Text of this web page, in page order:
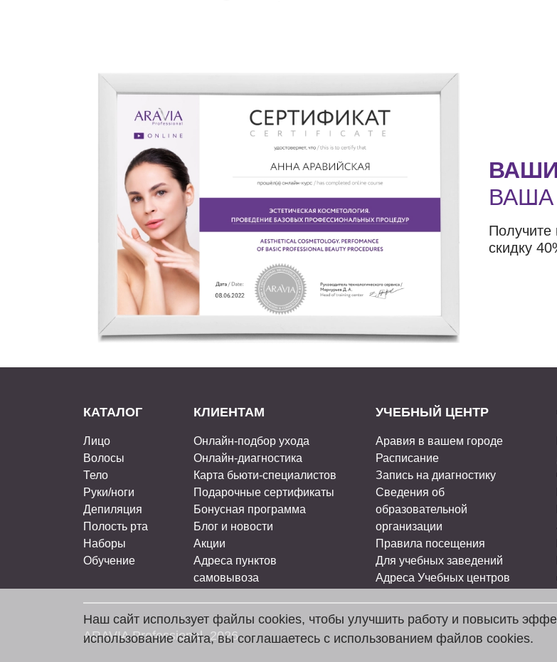
ВАША
Получите
скидку
КАТАЛОГ
Лицо
Волосы
Тело
Руки/ноги
Депиляция
Полость рта
Наборы
Обучение
КЛИЕНТАМ
Онлайн-подбор ухода
Онлайн-диагностика
Карта бьюти-специалистов
Подарочные сертификаты
Бонусная программа
Блог и новости
Акции
Адреса пунктов
самовывоза
УЧЕБНЫЙ ЦЕНТР
Аравия в вашем городе
Расписание
Запись на диагностику
Сведения об
образовательной
организации
Правила посещения
Для учебных заведений
Адреса Учебных центров
ARAVIA Professional, 2026
Наш сайт использует файлы cookies, чтобы улучшить работу и повысить
использование сайта, вы соглашаетесь с использованием файлов cookies.